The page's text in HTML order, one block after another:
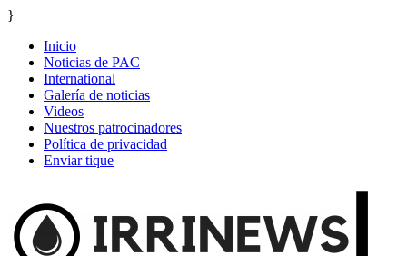
}
Inicio
Noticias de PAC
International
Galería de noticias
Videos
Nuestros patrocinadores
Política de privacidad
Enviar tique